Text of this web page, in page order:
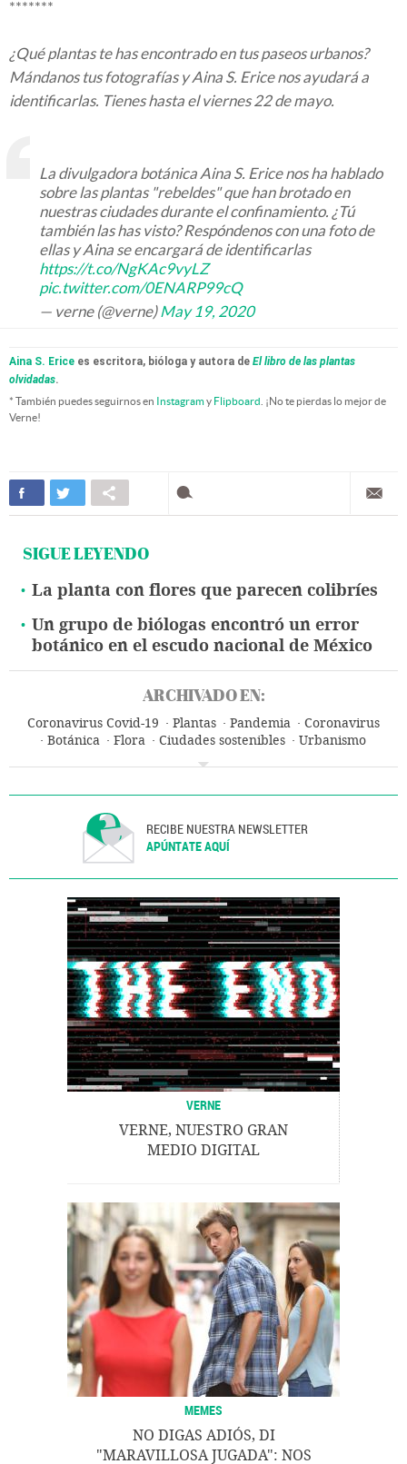
*******
¿Qué plantas te has encontrado en tus paseos urbanos?
Mándanos tus fotografías y Aina S. Erice nos ayudará a
identificarlas. Tienes hasta el viernes 22 de mayo.
La divulgadora botánica Aina S. Erice nos ha hablado
sobre las plantas "rebeldes" que han brotado en
nuestras ciudades durante el confinamiento. ¿Tú
también las has visto? Respóndenos con una foto de
ellas y Aina se encargará de identificarlas
https://t.co/NgKAc9vyLZ
pic.twitter.com/0ENARP99cQ
— verne (@verne)May 19, 2020
Aina S. Erice es escritora, bióloga y autora de El libro de las plantas
olvidadas.
* También puedes seguirnos en Instagramy Flipboard . ¡No te pierdas lo mejor de
Verne!
SIGUE LEYENDO
La planta con flores que parecen colibríes
Un grupo de biólogas encontró un error
botánico en el escudo nacional de México
ARCHIVADO EN:
Coronavirus Covid-19 Plantas Pandemia
Coronavirus
Botánica
Flora Ciudades sostenibles
Urbanismo
RECIBE NUESTRA NEWSLETTER
APÚNTATE AQUÍ
VERNE
VERNE, NUESTRO GRAN
MEDIO DIGITAL
MEMES
NO DIGAS ADIÓS, DI
"MARAVILLOSA JUGADA": NOS